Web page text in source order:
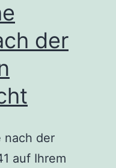
der
nach der
auf Ihrem